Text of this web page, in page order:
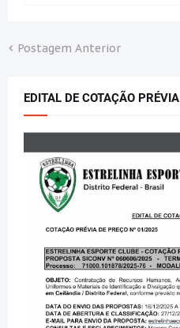
Postagem Anterior
EDITAL DE COTAÇÃO PRÉVIA